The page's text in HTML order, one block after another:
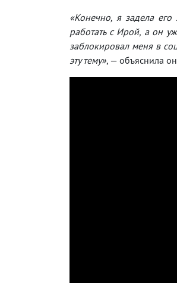
«Конечно, я задела
работать с Ирой, а он
заблокировал меня в
эту тему», — объяснила